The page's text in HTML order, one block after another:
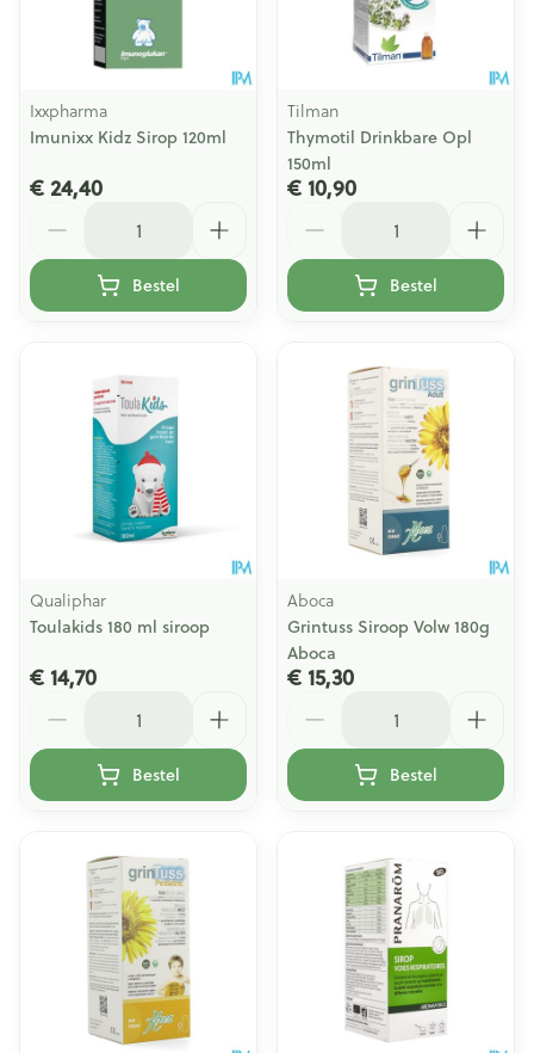
Ixxpharma
Imunixx Kidz Sirop 120ml
€ 24,40
Bestel
Tilman
Thymotil Drinkbare Opl
150ml
€ 10,90
Bestel
Qualiphar
Toulakids 180 ml siroop
€ 14,70
Bestel
Aboca
Grintuss Siroop Volw 180g
Aboca
€ 15,30
Bestel